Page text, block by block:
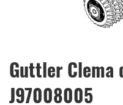
Skip
to
the
beginning
Guttler Clema
J97008005